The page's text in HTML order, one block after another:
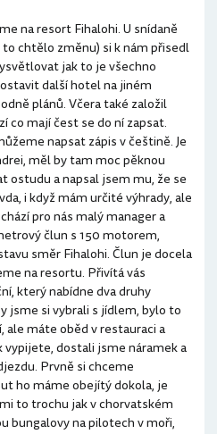
na resort Fihalohi. U snídaně
chtělo změnu) si k nám přisedl
jak to je všechno
další hotel na jiném
plánů. Včera také založil
co mají čest se do ní zapsat.
napsat zápis v češtině. Je
měl by tam moc pěknou
ostudu a napsal jsem mu, že se
i když mám určité výhrady, ale
pro nás malý manager a
člun s 150 motorem,
směr Fihalohi. Člun je docela
na resortu. Přivítá vás
který nabídne dva druhy
jsme si vybrali s jídlem, bylo to
ale máte oběd v restauraci a
vypijete, dostali jsme náramek a
Prvně si chceme
ho máme obejítý dokola, je
to trochu jak v chorvatském
bungalovy na pilotech v moři,